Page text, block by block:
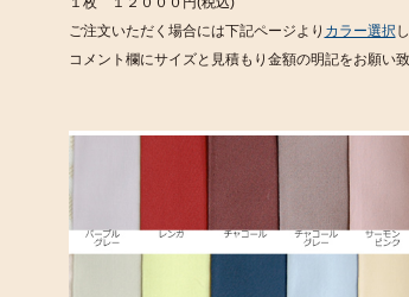
ご注文いただく場合には下記ページより カラー選択
コメント欄にサイズと見積もり金額の明記をお願い